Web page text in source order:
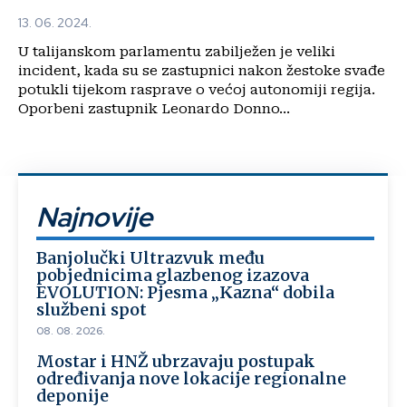
13. 06. 2024.
U talijanskom parlamentu zabilježen je veliki
incident, kada su se zastupnici nakon žestoke svađe
potukli tijekom rasprave o većoj autonomiji regija.
Oporbeni zastupnik Leonardo Donno...
Najnovije
Banjolučki Ultrazvuk među
pobjednicima glazbenog izazova
EVOLUTION: Pjesma „Kazna“ dobila
službeni spot
08. 08. 2026.
Mostar i HNŽ ubrzavaju postupak
određivanja nove lokacije regionalne
deponije